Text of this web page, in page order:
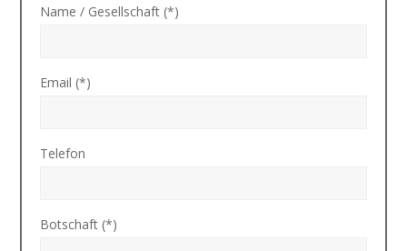
Name / Gesellschaft (*)
Email (*)
Telefon
Botschaft (*)